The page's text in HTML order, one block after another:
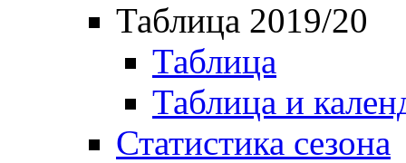
Таблица 2019/20
Таблица
Таблица и
Статистика сезона